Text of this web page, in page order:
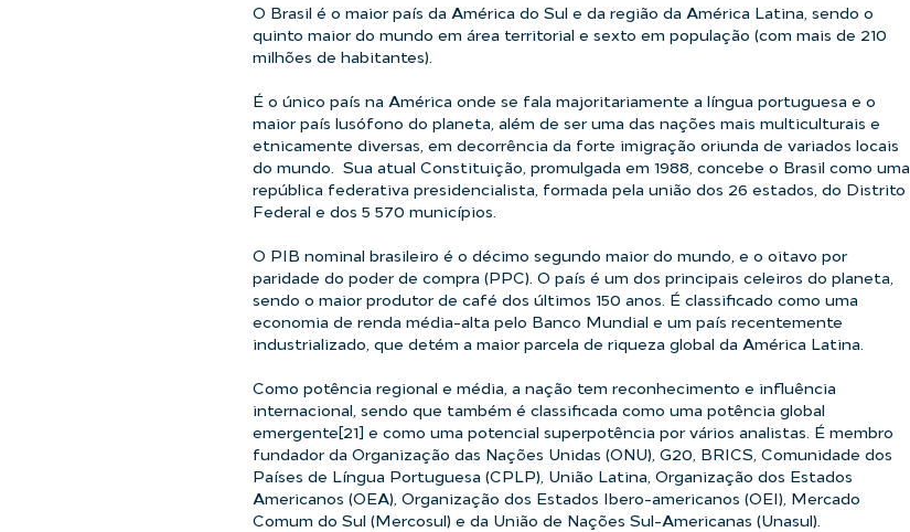
​O Brasil é o maior país da América do Sul e da região da América Latina, sendo o
quinto maior do mundo em área territorial e sexto em população (com mais de 210
milhões de habitantes).
É o único país na América onde se fala majoritariamente a língua portuguesa e o
maior país lusófono do planeta, além de ser uma das nações mais multiculturais e
etnicamente diversas, em decorrência da forte imigração oriunda de variados locais
do mundo. Sua atual Constituição, promulgada em 1988, concebe o Brasil como uma
república federativa presidencialista, formada pela união dos 26 estados, do Distrito
Federal e dos 5 570 municípios.
O PIB nominal brasileiro é o décimo segundo maior do mundo, e o oitavo por
paridade do poder de compra (PPC). O país é um dos principais celeiros do planeta,
sendo o maior produtor de café dos últimos 150 anos. É classificado como uma
economia de renda média-alta pelo Banco Mundial e um país recentemente
industrializado, que detém a maior parcela de riqueza global da América Latina.
Como potência regional e média, a nação tem reconhecimento e influência
internacional, sendo que também é classificada como uma potência global
emergente[21] e como uma potencial superpotência por vários analistas. É membro
fundador da Organização das Nações Unidas (ONU), G20, BRICS, Comunidade dos
Países de Língua Portuguesa (CPLP), União Latina, Organização dos Estados
Americanos (OEA), Organização dos Estados Ibero-americanos (OEI), Mercado
Comum do Sul (Mercosul) e da União de Nações Sul-Americanas (Unasul).